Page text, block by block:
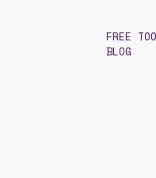
FREE
BLOG